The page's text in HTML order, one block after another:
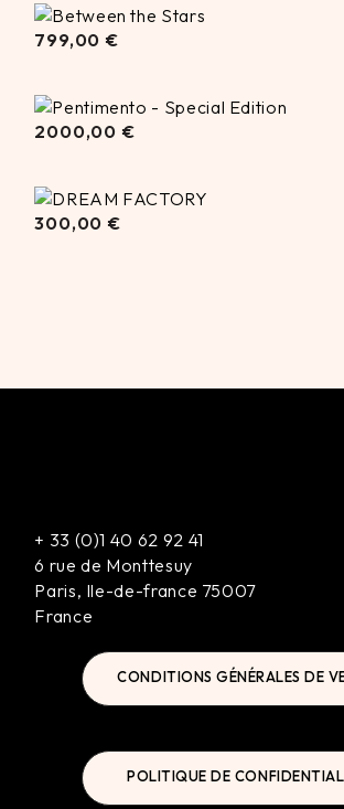
799,00 €
2000,00
2000,00 €
300,00 €
+ 33 (0)1 40 62 92 41
6 rue de Monttesuy
Paris, Ile-de-france 75007
France
CONDITIONS GÉNÉRALES DE
POLITIQUE DE